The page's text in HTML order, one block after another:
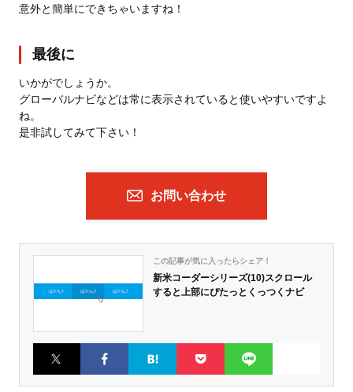
意外と簡単にできちゃいますね！
最後に
いかがでしょうか。
グローバルナビなどは常に表示されていると使いやすいですよ
ね。
是非試してみて下さい！
お問い合わせ
この記事が気に入ったらシェア！
新米コーダーシリーズ(10)スクロール
すると上部にぴたっとくっつくナビ